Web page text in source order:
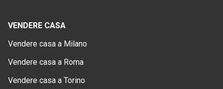
VENDERE CASA
Vendere casa a Milano
Vendere casa a Roma
Vendere casa a Torino